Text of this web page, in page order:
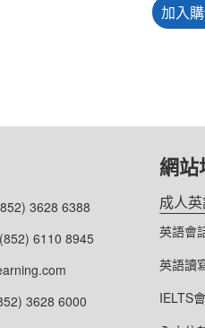
加入
3628 6388
6110 8945
3628 6000
網站
成人
英語會
英語讀
IELTS